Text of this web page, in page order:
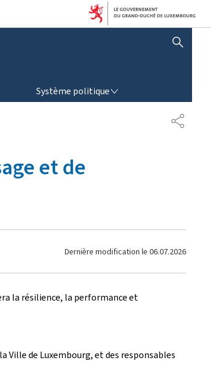
AFFICHER / MASQUER LA RECHERCHE
Système politique
P
A
et de
Dernière modification le 06.07.2026
la résilience, la performance et
Ville de Luxembourg, et des responsables